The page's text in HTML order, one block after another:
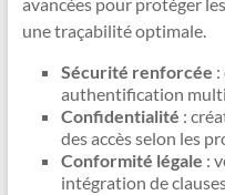
avancées pour protéger
une traçabilité optimale.
Sécurité renforcée
authentification
Confidentialité :
des accès selon les
Conformité légale :
intégration de